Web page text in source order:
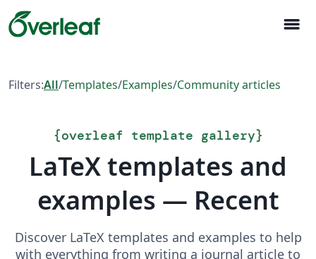
menu
Filters:All/Templates/Examples/Community articles
{overleaf template gallery}
LaTeX templates and
examples — Recent
Discover LaTeX templates and examples to help
with everything from writing a journal article to